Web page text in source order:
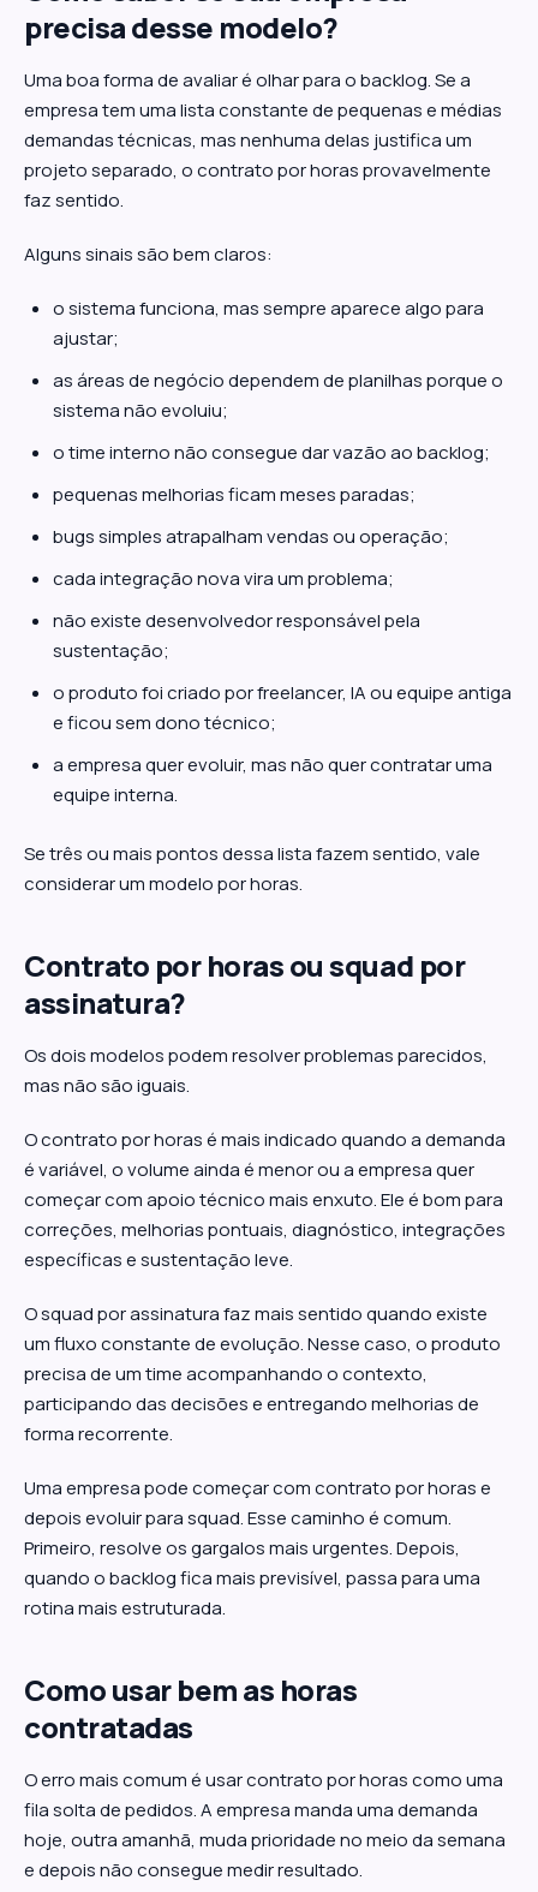
precisa desse modelo?
Uma boa forma de avaliar é olhar para o backlog. Se a
empresa tem uma lista constante de pequenas e médias
demandas técnicas, mas nenhuma delas justifica um
projeto separado, o contrato por horas provavelmente
faz sentido.
Alguns sinais são bem claros:
o sistema funciona, mas sempre aparece algo para
ajustar;
as áreas de negócio dependem de planilhas porque o
sistema não evoluiu;
o time interno não consegue dar vazão ao backlog;
pequenas melhorias ficam meses paradas;
bugs simples atrapalham vendas ou operação;
cada integração nova vira um problema;
não existe desenvolvedor responsável pela
sustentação;
o produto foi criado por freelancer, IA ou equipe antiga
e ficou sem dono técnico;
a empresa quer evoluir, mas não quer contratar uma
equipe interna.
Se três ou mais pontos dessa lista fazem sentido, vale
considerar um modelo por horas.
Contrato por horas ou squad por
assinatura?
Os dois modelos podem resolver problemas parecidos,
mas não são iguais.
O contrato por horas é mais indicado quando a demanda
é variável, o volume ainda é menor ou a empresa quer
começar com apoio técnico mais enxuto. Ele é bom para
correções, melhorias pontuais, diagnóstico, integrações
específicas e sustentação leve.
O squad por assinatura faz mais sentido quando existe
um fluxo constante de evolução. Nesse caso, o produto
precisa de um time acompanhando o contexto,
participando das decisões e entregando melhorias de
forma recorrente.
Uma empresa pode começar com contrato por horas e
depois evoluir para squad. Esse caminho é comum.
Primeiro, resolve os gargalos mais urgentes. Depois,
quando o backlog fica mais previsível, passa para uma
rotina mais estruturada.
Como usar bem as horas
contratadas
O erro mais comum é usar contrato por horas como uma
fila solta de pedidos. A empresa manda uma demanda
hoje, outra amanhã, muda prioridade no meio da semana
e depois não consegue medir resultado.